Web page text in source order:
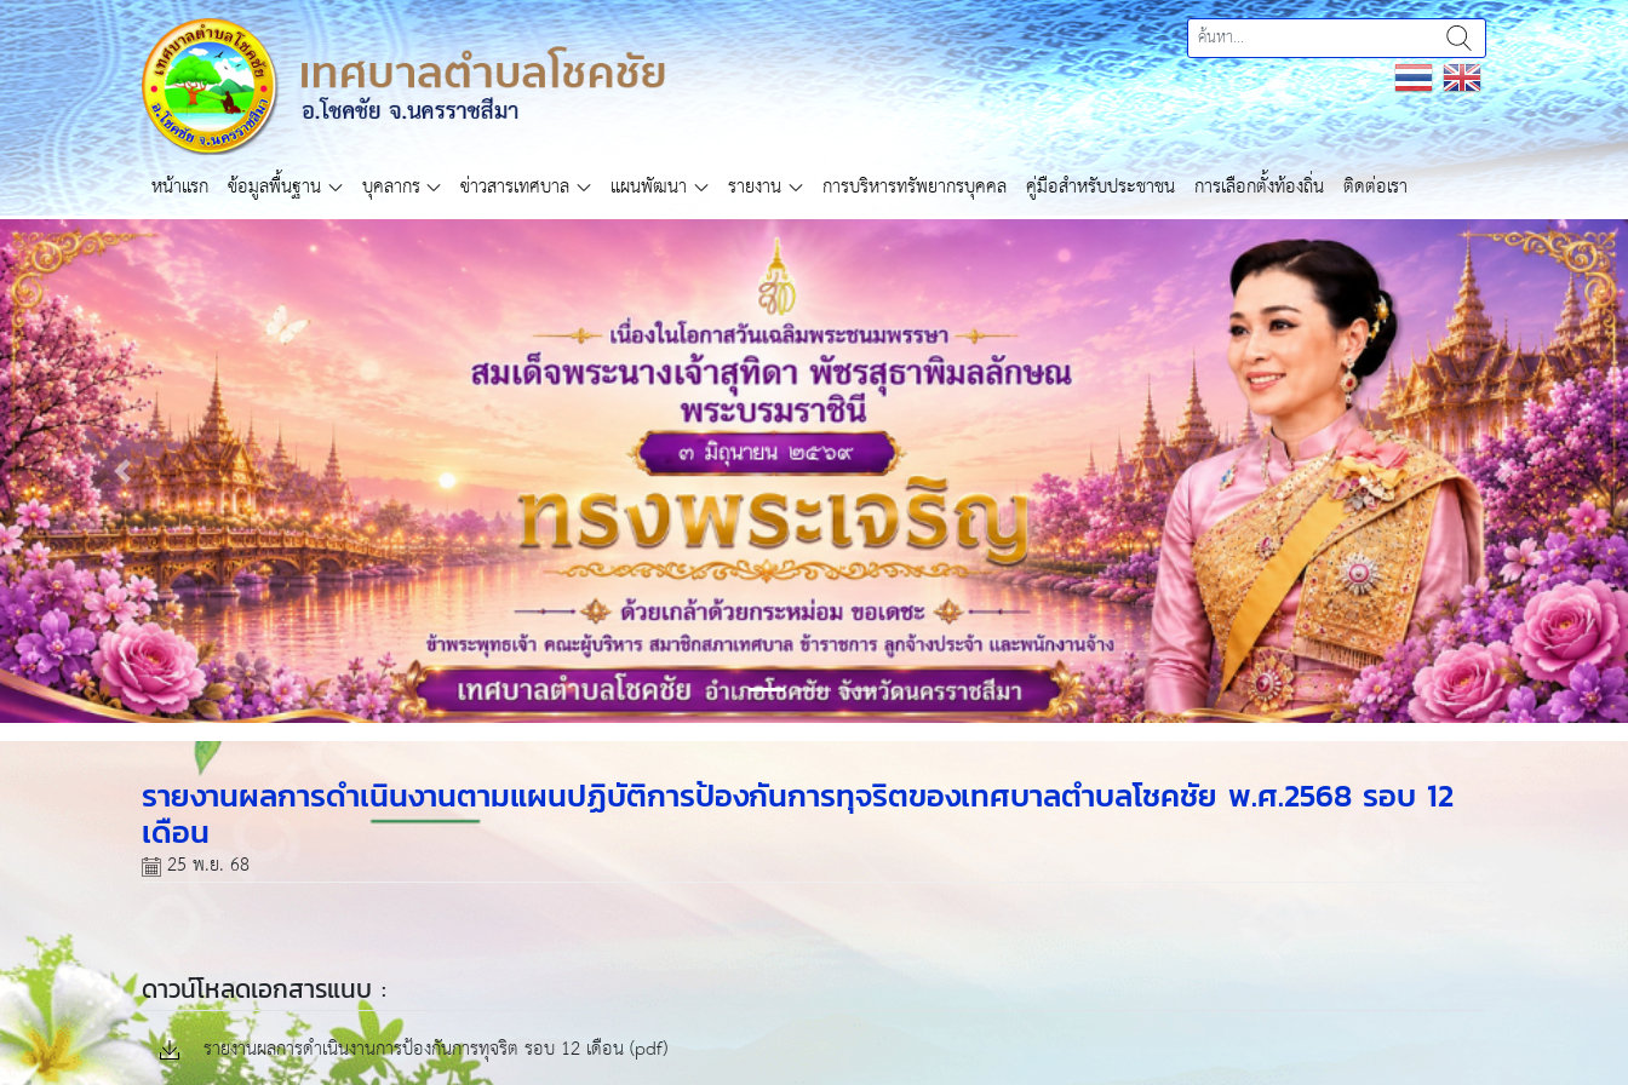
หน้าแรก ข้อมูลพื้นฐาน บุคลากร ข่าวสารเทศบาล แผนพัฒนา รายงาน การบริหารทรัพยากรบุคคล คู่มือสำหรับประชาชน การเลือกตั้งท้องถิ่น ติดต่อเรา
Previous Next
รายงานผลการดำเนินงานตามแผนปฏิบัติการป้องกันการทุจริตของเทศบาลตำบลโชคชัย พ.ศ.2568 รอบ 12
เดือน
25 พ.ย. 68
ดาวน์โหลดเอกสารแนบ :
รายงานผลการดำเนินงานการป้องกันการทุจริต รอบ 12 เดือน (pdf)